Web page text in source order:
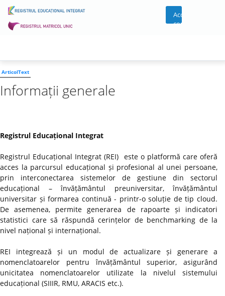
Acces
cont
ArticolText
Informații generale
Registrul Educațional Integrat
Registrul Educațional Integrat (REI) este o platformă care oferă
acces la parcursul educațional și profesional al unei persoane,
prin interconectarea sistemelor de gestiune din sectorul
educațional – învățământul preuniversitar, învățământul
universitar și formarea continuă - printr-o soluție de tip cloud.
De asemenea, permite generarea de rapoarte și indicatori
statistici care să răspundă cerințelor de benchmarking de la
nivel național și internațional.
REI integrează și un modul de actualizare și generare a
nomenclatoarelor pentru învățământul superior, asigurând
unicitatea nomenclatoarelor utilizate la nivelul sistemului
educațional (SIIIR, RMU, ARACIS etc.).